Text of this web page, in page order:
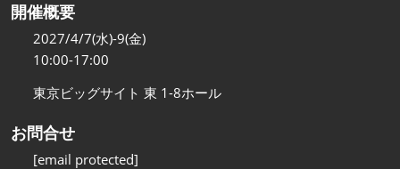
開催概要
2027/4/7(水)-9(金)
10:00-17:00
東京ビッグサイト 東 1-8ホール
お問合せ
[email protected]